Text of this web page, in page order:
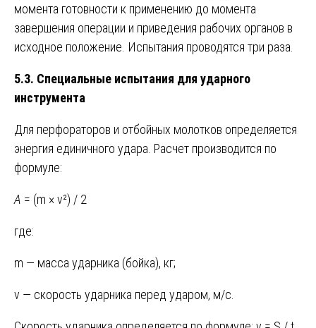
момента готовности к применению до момента
завершения операции и приведения рабочих органов в
исходное положение. Испытания проводятся три раза.
5.3. Специальные испытания для ударного
инструмента
Для перфораторов и отбойных молотков определяется
энергия единичного удара. Расчет производится по
формуле:
A = (m × v²) / 2
где:
m — масса ударника (бойка), кг;
v — скорость ударника перед ударом, м/с.